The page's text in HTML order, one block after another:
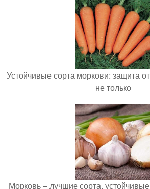
Устойчивые сорта моркови: защита
не только
Морковь – лучшие сорта,